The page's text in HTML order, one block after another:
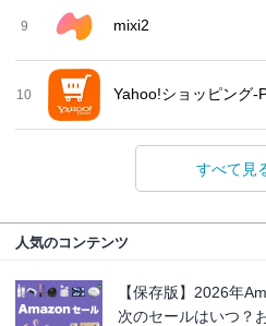
9 mixi2
10 Yahoo!ショッピング-
すべて見
人気のコンテンツ
【保存版】2026年
次のセールはいつ？